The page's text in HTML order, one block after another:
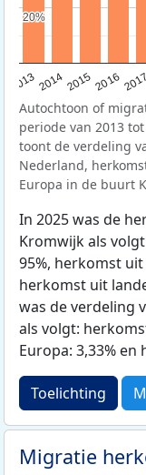
20132014201520162017
20%
20%
Autochtoon of
periode van 2013
toont de verdeling
Nederland,
Europa in de buurt
In 2025 was de
Kromwijk als
95%, herkomst uit
herkomst uit
was de verdeling
als volgt:
Europa: 3,33%
Toelichting
Migratie